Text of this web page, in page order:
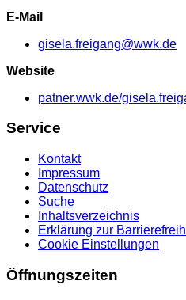
E-Mail
gisela.freigang@wwk.de
Website
patner.wwk.de/
Service
Kontakt
Impressum
Datenschutz
Suche
Inhaltsverzeichnis
Erklärung zur
Cookie Einstellungen
Öffnungszeiten